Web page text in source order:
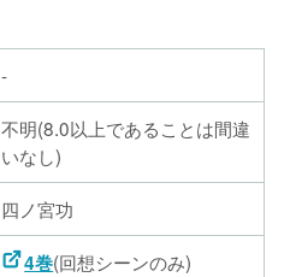
-
不明(8.0以上であることは間違
いなし)
四ノ宮功
4巻(回想シーンのみ)